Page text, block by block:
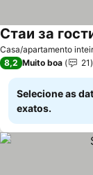
Casa/apartamento
Стаи за
8,2 Muito boa 21
Selecione as
exatos.